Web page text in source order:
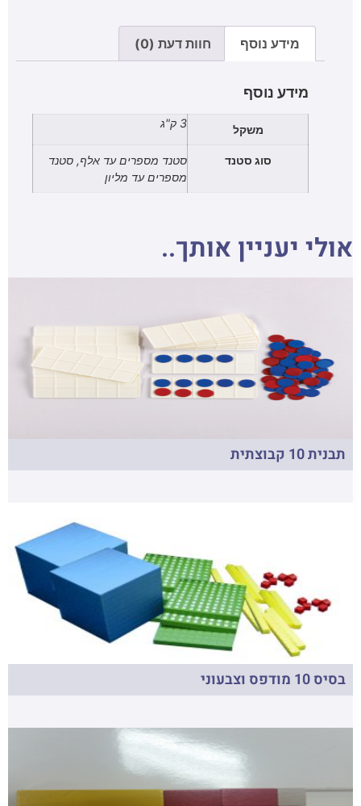
מידע נוסף חוות דעת (0)
מידע נוסף
משקל 3 ק"ג
סוג סטנד
סטנד מספרים עד אלף, סטנד
מספרים עד מליון
אולי יעניין אותך..
תבנית 10 קבוצתית
בסיס 10 מודפס וצבעוני